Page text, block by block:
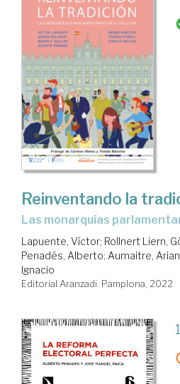
Reinventando la
las monarquías
Lapuente, Víctor; Rollnert Liern,
Penadés, Alberto; Aumaitre,
Ignacio
Editorial Aranzadi. Pamplona, 2022